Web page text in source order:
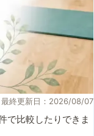
最終更新日：2026/08/07
で比較したりできま